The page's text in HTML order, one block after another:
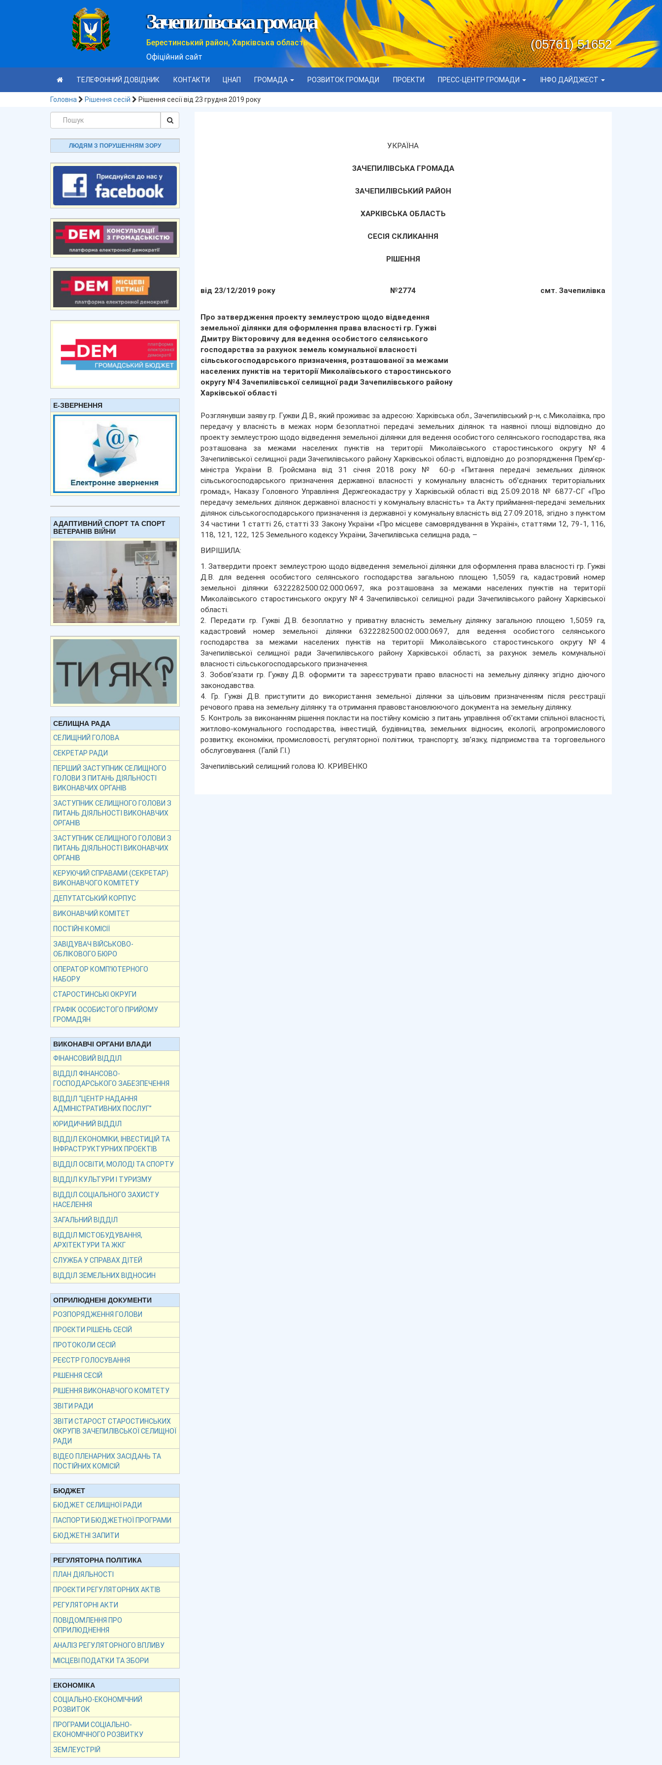
Зачепилівська громада
Берестинський район, Харківська область
Офіційний сайт
(05761) 51652
ТЕЛЕФОННИЙ ДОВІДНИК КОНТАКТИ ЦНАП ГРОМАДА РОЗВИТОК ГРОМАДИ ПРОЕКТИ ПРЕСС-ЦЕНТР ГРОМАДИ ІНФО ДАЙДЖЕСТ
Головна Рішення сесій Рішення сесії від 23 грудня 2019 року
ЛЮДЯМ З ПОРУШЕННЯМ ЗОРУ
Е-ЗВЕРНЕННЯ
АДАПТИВНИЙ СПОРТ ТА СПОРТ
ВЕТЕРАНІВ ВІЙНИ
СЕЛИЩНА РАДА
СЕЛИЩНИЙ ГОЛОВА
СЕКРЕТАР РАДИ
ПЕРШИЙ ЗАСТУПНИК СЕЛИЩНОГО
ГОЛОВИ З ПИТАНЬ ДІЯЛЬНОСТІ
ВИКОНАВЧИХ ОРГАНІВ
ЗАСТУПНИК СЕЛИЩНОГО ГОЛОВИ З
ПИТАНЬ ДІЯЛЬНОСТІ ВИКОНАВЧИХ
ОРГАНІВ
ЗАСТУПНИК СЕЛИЩНОГО ГОЛОВИ З
ПИТАНЬ ДІЯЛЬНОСТІ ВИКОНАВЧИХ
ОРГАНІВ
КЕРУЮЧИЙ СПРАВАМИ (СЕКРЕТАР)
ВИКОНАВЧОГО КОМІТЕТУ
ДЕПУТАТСЬКИЙ КОРПУС
ВИКОНАВЧИЙ КОМІТЕТ
ПОСТІЙНІ КОМІСІЇ
ЗАВІДУВАЧ ВІЙСЬКОВО-
ОБЛІКОВОГО БЮРО
ОПЕРАТОР КОМП’ЮТЕРНОГО
НАБОРУ
СТАРОСТИНСЬКІ ОКРУГИ
ГРАФІК ОСОБИСТОГО ПРИЙОМУ
ГРОМАДЯН
ВИКОНАВЧІ ОРГАНИ ВЛАДИ
ФІНАНСОВИЙ ВІДДІЛ
ВІДДІЛ ФІНАНСОВО-
ГОСПОДАРСЬКОГО ЗАБЕЗПЕЧЕННЯ
ВІДДІЛ “ЦЕНТР НАДАННЯ
АДМІНІСТРАТИВНИХ ПОСЛУГ”
ЮРИДИЧНИЙ ВІДДІЛ
ВІДДІЛ ЕКОНОМІКИ, ІНВЕСТИЦІЙ ТА
ІНФРАСТРУКТУРНИХ ПРОЕКТІВ
ВІДДІЛ ОСВІТИ, МОЛОДІ ТА СПОРТУ
ВІДДІЛ КУЛЬТУРИ І ТУРИЗМУ
ВІДДІЛ СОЦІАЛЬНОГО ЗАХИСТУ
НАСЕЛЕННЯ
ЗАГАЛЬНИЙ ВІДДІЛ
ВІДДІЛ МІСТОБУДУВАННЯ,
АРХІТЕКТУРИ ТА ЖКГ
СЛУЖБА У СПРАВАХ ДІТЕЙ
ВІДДІЛ ЗЕМЕЛЬНИХ ВІДНОСИН
ОПРИЛЮДНЕНІ ДОКУМЕНТИ
РОЗПОРЯДЖЕННЯ ГОЛОВИ
ПРОЄКТИ РІШЕНЬ СЕСІЙ
ПРОТОКОЛИ СЕСІЙ
РЕЄСТР ГОЛОСУВАННЯ
РІШЕННЯ СЕСІЙ
РІШЕННЯ ВИКОНАВЧОГО КОМІТЕТУ
ЗВІТИ РАДИ
ЗВІТИ СТАРОСТ СТАРОСТИНСЬКИХ
ОКРУГІВ ЗАЧЕПИЛІВСЬКОЇ СЕЛИЩНОЇ
РАДИ
ВІДЕО ПЛЕНАРНИХ ЗАСІДАНЬ ТА
ПОСТІЙНИХ КОМІСІЙ
БЮДЖЕТ
БЮДЖЕТ СЕЛИЩНОЇ РАДИ
ПАСПОРТИ БЮДЖЕТНОЇ ПРОГРАМИ
БЮДЖЕТНІ ЗАПИТИ
РЕГУЛЯТОРНА ПОЛІТИКА
ПЛАН ДІЯЛЬНОСТІ
ПРОЄКТИ РЕГУЛЯТОРНИХ АКТІВ
РЕГУЛЯТОРНІ АКТИ
ПОВІДОМЛЕННЯ ПРО
ОПРИЛЮДНЕННЯ
АНАЛІЗ РЕГУЛЯТОРНОГО ВПЛИВУ
МІСЦЕВІ ПОДАТКИ ТА ЗБОРИ
ЕКОНОМІКА
СОЦІАЛЬНО-ЕКОНОМІЧНИЙ
РОЗВИТОК
ПРОГРАМИ СОЦІАЛЬНО-
ЕКОНОМІЧНОГО РОЗВИТКУ
ЗЕМЛЕУСТРІЙ
УКРАЇНА
ЗАЧЕПИЛІВСЬКА ГРОМАДА
ЗАЧЕПИЛІВСЬКИЙ РАЙОН
ХАРКІВСЬКА ОБЛАСТЬ
СЕСІЯ СКЛИКАННЯ
РІШЕННЯ
від 23/12/2019 року №2774 смт. Зачепилівка
Про затвердження проекту землеустрою щодо відведення
земельної ділянки для оформлення права власності гр. Гужві
Дмитру Вікторовичу для ведення особистого селянського
господарства за рахунок земель комунальної власності
сільськогосподарського призначення, розташованої за межами
населених пунктів на території Миколаївського старостинського
округу №4 Зачепилівської селищної ради Зачепилівського району
Харківської області
Розглянувши заяву гр. Гужви Д.В., який проживає за адресою: Харківська обл., Зачепилівський р-н, с.Миколаївка, про
передачу у власність в межах норм безоплатної передачі земельних ділянок та наявної площі відповідно до
проекту землеустрою щодо відведення земельної ділянки для ведення особистого селянського господарства, яка
розташована за межами населених пунктів на території Миколаївського старостинського округу №4
Зачепилівської селищної ради Зачепилівського району Харківської області, відповідно до розпорядження Прем’єр-
міністра України В. Гройсмана від 31 січня 2018 року № 60-р «Питання передачі земельних ділянок
сільськогосподарського призначення державної власності у комунальну власність об’єднаних територіальних
громад», Наказу Головного Управління Держгеокадастру у Харківській області від 25.09.2018 № 6877-СГ «Про
передачу земельних ділянок державної власності у комунальну власність» та Акту приймання-передачі земельних
ділянок сільськогосподарського призначення із державної у комунальну власність від 27.09.2018, згідно з пунктом
34 частини 1 статті 26, статті 33 Закону України «Про місцеве самоврядування в Україні», статтями 12, 79-1, 116,
118, 121, 122, 125 Земельного кодексу України, Зачепилівська селищна рада, –
ВИРІШИЛА:
1. Затвердити проект землеустрою щодо відведення земельної ділянки для оформлення права власності гр. Гужві
Д.В. для ведення особистого селянського господарства загальною площею 1,5059 га, кадастровий номер
земельної ділянки 6322282500:02:000:0697, яка розташована за межами населених пунктів на території
Миколаївського старостинського округу №4 Зачепилівської селищної ради Зачепилівського району Харківської
області.
2. Передати гр. Гужві Д.В. безоплатно у приватну власність земельну ділянку загальною площею 1,5059 га,
кадастровий номер земельної ділянки 6322282500:02:000:0697, для ведення особистого селянського
господарства за межами населених пунктів на території Миколаївського старостинського округу №4
Зачепилівської селищної ради Зачепилівського району Харківської області, за рахунок земель комунальної
власності сільськогосподарського призначення.
3. Зобов’язати гр. Гужву Д.В. оформити та зареєструвати право власності на земельну ділянку згідно діючого
законодавства.
4. Гр. Гужві Д.В. приступити до використання земельної ділянки за цільовим призначенням після реєстрації
речового права на земельну ділянку та отримання правовстановлюючого документа на земельну ділянку.
5. Контроль за виконанням рішення покласти на постійну комісію з питань управління об’єктами спільної власності,
житлово-комунального господарства, інвестицій, будівництва, земельних відносин, екології, агропромислового
розвитку, економіки, промисловості, регуляторної політики, транспорту, зв’язку, підприємства та торговельного
обслуговування. (Галій Г.І.)
Зачепилівський селищний голова Ю. КРИВЕНКО